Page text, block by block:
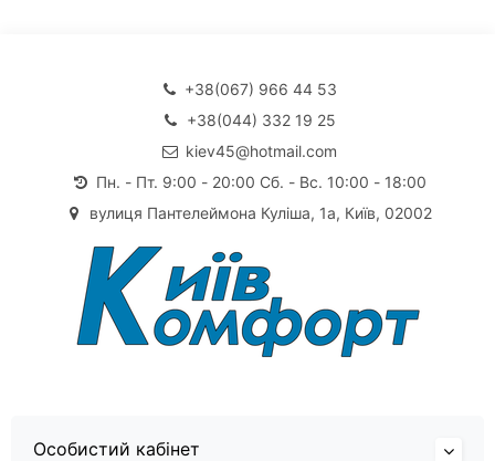
+38(067) 966 44 53
+38(044) 332 19 25
kiev45@hotmail.com
Пн. - Пт. 9:00 - 20:00 Сб. - Вс. 10:00 - 18:00
вулиця Пантелеймона Куліша, 1а, Київ, 02002
Особистий кабінет